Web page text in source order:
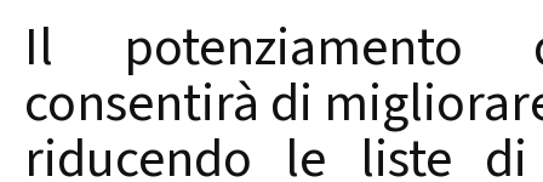
Il potenziamento
consentirà di
riducendo le liste